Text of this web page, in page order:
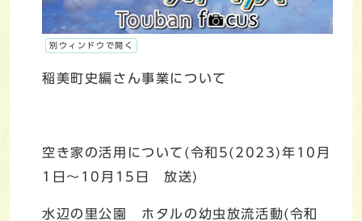
別ウィンドウで開く
稲美町史編さん事業について
空き家の活用について(令和5(2023)年10月
1日～10月15日 放送)
水辺の里公園 ホタルの幼虫放流活動(令和